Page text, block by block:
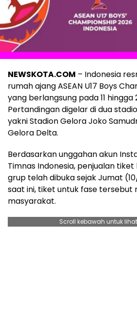
NEWSKOTA.COM – Indonesia
rumah ajang ASEAN U17 Boys
yang berlangsung pada 11 hingga
Pertandingan digelar di dua
yakni Stadion Gelora Joko
Gelora Delta.
Berdasarkan unggahan akun
Timnas Indonesia, penjualan
grup telah dibuka sejak Jumat
saat ini, tiket untuk fase tersebut
masyarakat.
Scroll kebawah untuk